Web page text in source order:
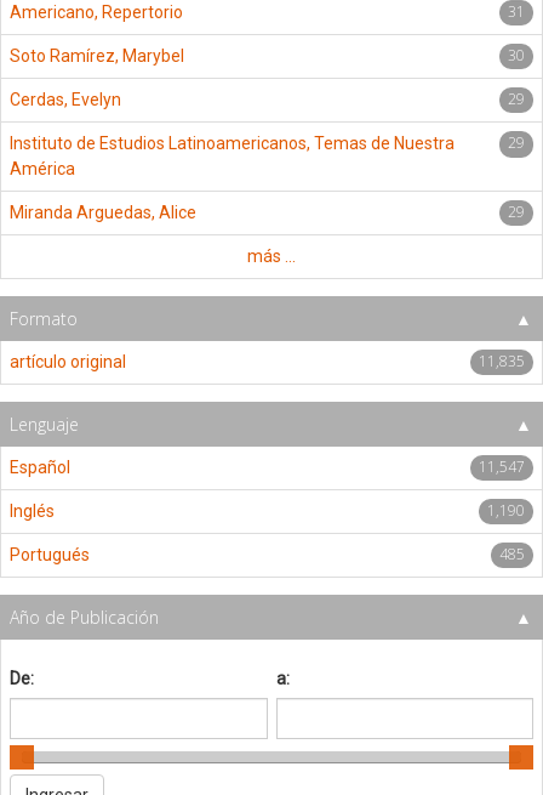
Americano, Repertorio 31
Soto Ramírez, Marybel 30
Cerdas, Evelyn 29
Instituto de Estudios Latinoamericanos, Temas de Nuestra
América
29
Miranda Arguedas, Alice 29
más ...
Formato
artículo original 11,835
Lenguaje
Español 11,547
Inglés 1,190
Portugués 485
Año de Publicación
De: a: